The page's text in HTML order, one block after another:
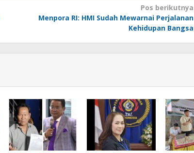
Pos berikutnya
Menpora RI: HMI Sudah Mewarnai Perjalanan
Kehidupan Bangsa